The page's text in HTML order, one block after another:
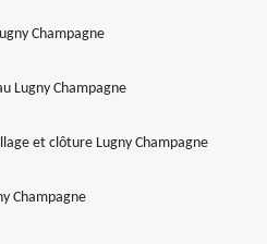
Champagne
Lugny Champagne
et clôture Lugny Champagne
Champagne